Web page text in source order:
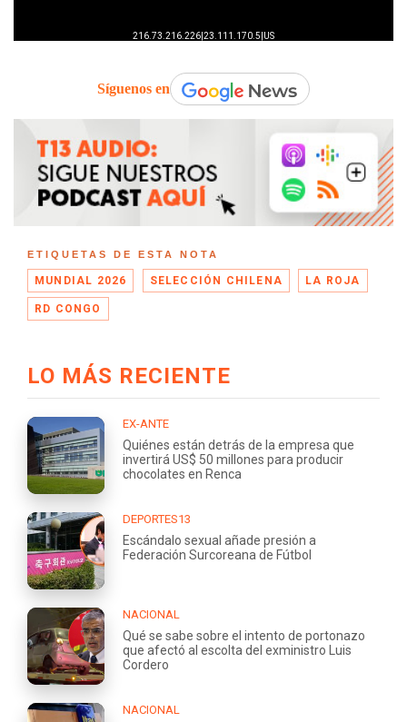
Síguenos en
ETIQUETAS DE ESTA NOTA
MUNDIAL 2026 SELECCIÓN CHILENA LA ROJA
RD CONGO
LO MÁS RECIENTE
EX-ANTE
Quiénes están detrás de la empresa que
invertirá US$ 50 millones para producir
chocolates en Renca
DEPORTES13
Escándalo sexual añade presión a
Federación Surcoreana de Fútbol
NACIONAL
Qué se sabe sobre el intento de portonazo
que afectó al escolta del exministro Luis
Cordero
NACIONAL